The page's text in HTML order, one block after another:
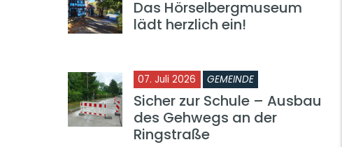
Das Hörselbergmuseum
lädt herzlich ein!
07. Juli 2026 GEMEINDE
Sicher zur Schule – Ausbau
des Gehwegs an der
Ringstraße